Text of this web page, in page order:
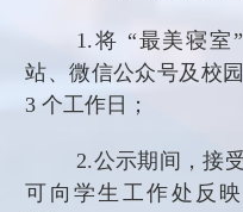
1.将 “最美寝室
站、微信公众号及校
3 个工作日；
2.公示期间，接
可向学生工作处反